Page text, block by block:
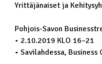
Yrittäjänaiset ja
Pohjois-Savon
• 2.10.2019 KLO 16–21
• Savilahdessa,